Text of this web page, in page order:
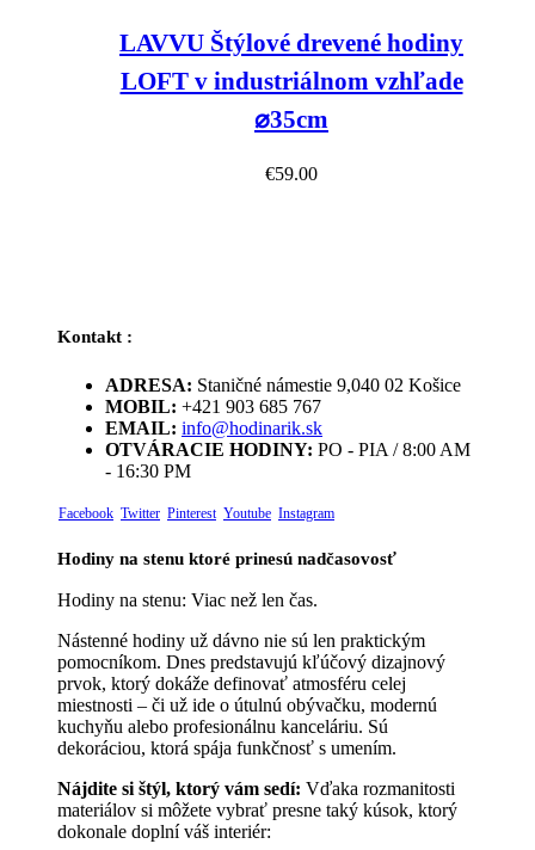
LAVVU Štýlové drevené hodiny
LOFT v industriálnom vzhľade
⌀35cm
€59.00
Kontakt :
ADRESA: Staničné námestie 9,040 02 Košice
MOBIL: +421 903 685 767
EMAIL: info@hodinarik.sk
OTVÁRACIE HODINY: PO - PIA / 8:00 AM
- 16:30 PM
Facebook Twitter Pinterest Youtube Instagram
Hodiny na stenu ktoré prinesú nadčasovosť
Hodiny na stenu: Viac než len čas.
Nástenné hodiny už dávno nie sú len praktickým
pomocníkom. Dnes predstavujú kľúčový dizajnový
prvok, ktorý dokáže definovať atmosféru celej
miestnosti – či už ide o útulnú obývačku, modernú
kuchyňu alebo profesionálnu kanceláriu. Sú
dekoráciou, ktorá spája funkčnosť s umením.
Nájdite si štýl, ktorý vám sedí: Vďaka rozmanitosti
materiálov si môžete vybrať presne taký kúsok, ktorý
dokonale doplní váš interiér: